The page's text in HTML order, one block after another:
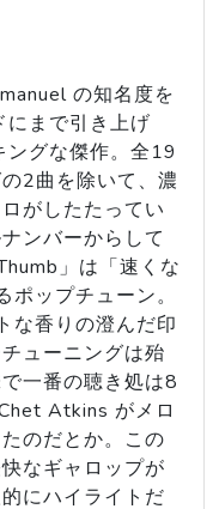
の知名度を
にまで引き上げ
ングな傑作。全19
2曲を除いて、濃
がしたたってい
ンバーからして
」は「速くな
ップチューン。
な香りの澄んだ印
ューニングは殆
一番の聴き処は8
Atkins がメロ
のだとか。この
なギャロップが
にハイライトだ